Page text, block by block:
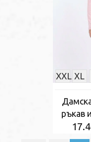
XXL XL
ръкав